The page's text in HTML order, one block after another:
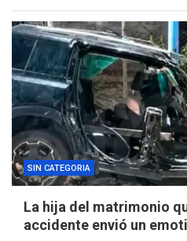
SIN CATEGORIA
La hija del matrimonio
accidente envió un